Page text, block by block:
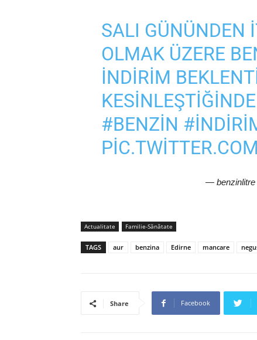
SALI GÜNÜNDEN
OLMAK ÜZERE
INDIRIM
#BENZIN
— benzinlitre
Actualitate Familie-Sănătate
TAGS aur benzina Edirne mancare
Share Facebook